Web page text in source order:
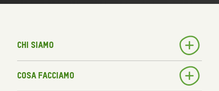
Chi siamo
Cosa facciamo